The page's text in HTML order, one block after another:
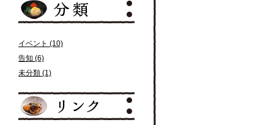
イベント (10)
告知 (6)
未分類 (1)